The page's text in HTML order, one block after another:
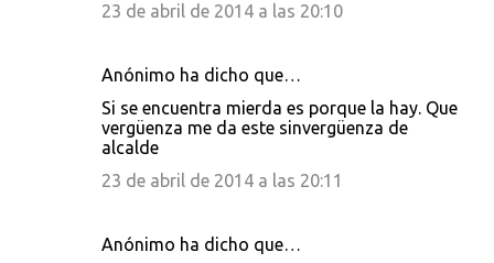
23 de abril de 2014 a las 20:10
Anónimo ha dicho que…
Si se encuentra mierda es porque la hay. Que
vergüenza me da este sinvergüenza de
alcalde
23 de abril de 2014 a las 20:11
Anónimo ha dicho que…